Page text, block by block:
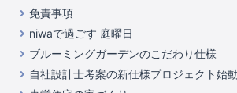
中国・四国
岡山県
広島県
九州・沖縄
第三者評価によるお墨付き
家づくりのプロにも選ばれるブルーミング
住んでみるとじわじわ伝わる暮らしやす
免責事項
niwaで過ごす 庭曜日
ブルーミングガーデンのこだわり仕様
自社設計士考案の新仕様プロジェクト始動